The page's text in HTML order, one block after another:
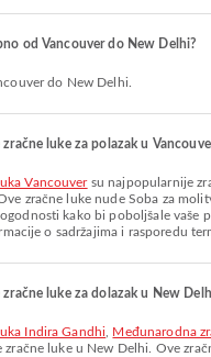
od Vancouver do New Delhi?
do New Delhi.
luke za polazak u
Vancouversu najpopularnije
zračne luke nude Soba za
kako bi poboljšale vaše
o sadržajima i rasporedu
luke za dolazak u New
Indira Gandhi Međunarodna
luke u New Delhi. Ove